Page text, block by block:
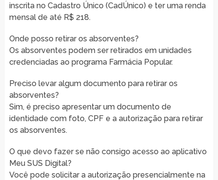
inscrita no Cadastro Único (CadÚnico) e ter uma renda
mensal de até R$ 218.
Onde posso retirar os absorventes?
Os absorventes podem ser retirados em unidades
credenciadas ao programa Farmácia Popular.
Preciso levar algum documento para retirar os
absorventes?
Sim, é preciso apresentar um documento de
identidade com foto, CPF e a autorização para retirar
os absorventes.
O que devo fazer se não consigo acesso ao aplicativo
Meu SUS Digital?
Você pode solicitar a autorização presencialmente na